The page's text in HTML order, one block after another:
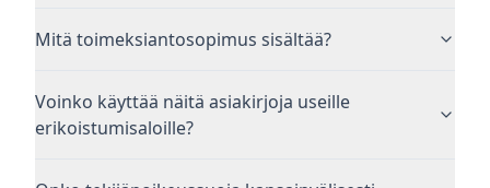
Mitä toimeksiantosopimus sisältää?
Voinko käyttää näitä asiakirjoja useille
erikoistumisaloille?